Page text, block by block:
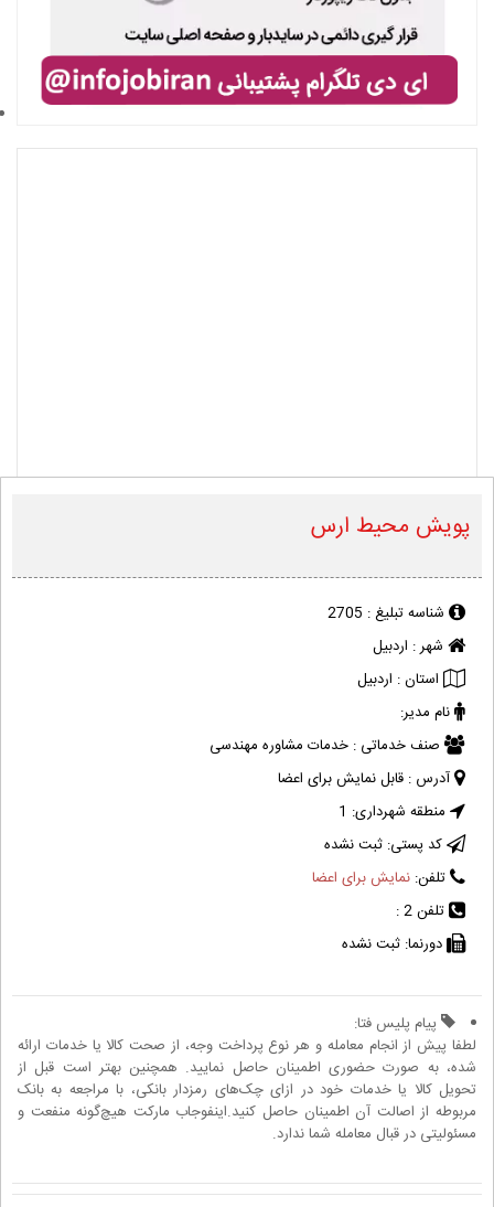
پویش محیط ارس
شناسه تبلیغ : 2705
شهر : اردبیل
استان : اردبیل
نام مدیر:
صنف خدماتی : خدمات مشاوره مهندسی
آدرس : قابل نمایش برای اعضا
منطقه شهرداری: 1
کد پستی: ثبت نشده
تلفن: نمایش برای اعضا
تلفن 2 :
دورنما: ثبت نشده
پیام پلیس فتا:
لطفا پیش از انجام معامله و هر نوع پرداخت وجه، از صحت کالا یا خدمات ارائه
شده، به صورت حضوری اطمینان حاصل نمایید. همچنین بهتر است قبل از
تحویل کالا یا خدمات خود در ازای چک‌های رمزدار بانکی، با مراجعه به بانک
مربوطه از اصالت آن اطمینان حاصل کنید.اینفوجاب مارکت هیچ‌گونه منفعت و
مسئولیتی در قبال معامله شما ندارد.